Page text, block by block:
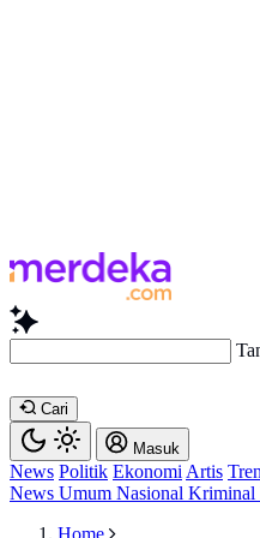
Cari
Masuk
News Politik Ekonomi Artis
News Umum Nasional Kriminal
Home